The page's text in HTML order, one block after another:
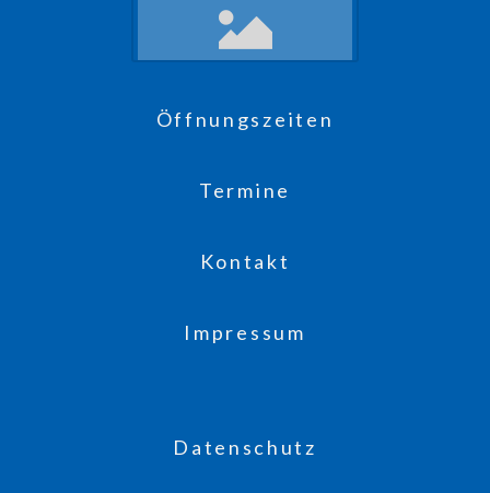
Öffnungszeiten
Termine
Kontakt
Impressum
Datenschutz